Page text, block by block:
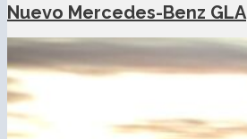
Nuevo Mercedes-Benz GLA